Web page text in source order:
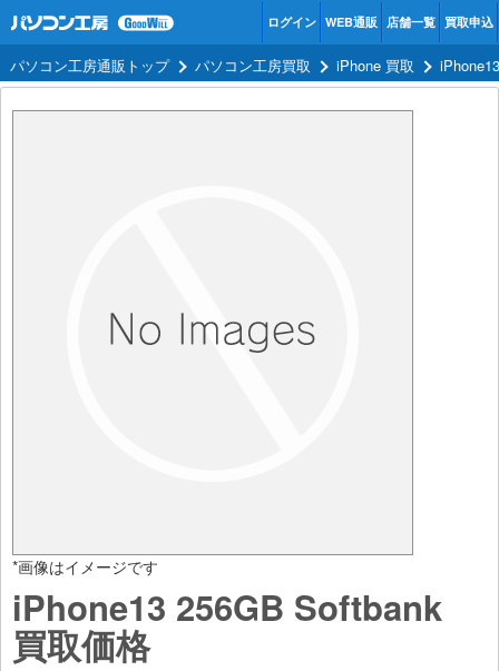
ログイン WEB通販 店舗一覧 買取申込
パソコン工房通販トップ パソコン工房買取 iPhone 買取
*画像はイメージです
iPhone13 256GB Softbank
買取価格